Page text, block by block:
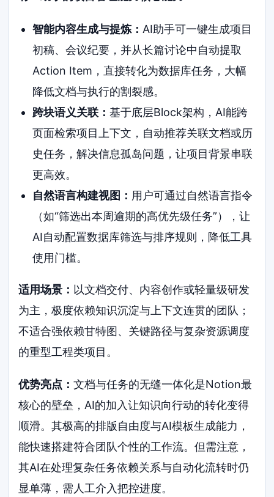
智能内容生成与提炼： AI助手可一键生成项目
初稿、会议纪要，并从长篇讨论中自动提取
Action Item，直接转化为数据库任务，大幅
降低文档与执行的割裂感。
跨块语义关联： 基于底层Block架构，AI能跨
页面检索项目上下文，自动推荐关联文档或历
史任务，解决信息孤岛问题，让项目背景串联
更高效。
自然语言构建视图： 用户可通过自然语言指令
（如“筛选出本周逾期的高优先级任务”），让
AI自动配置数据库筛选与排序规则，降低工具
使用门槛。
适用场景： 以文档交付、内容创作或轻量级研发
为主，极度依赖知识沉淀与上下文连贯的团队；
不适合强依赖甘特图、关键路径与复杂资源调度
的重型工程类项目。
优势亮点：文档与任务的无缝一体化是Notion最
核心的壁垒，AI的加入让知识向行动的转化变得
顺滑。其极高的排版自由度与AI模板生成能力，
能快速搭建符合团队个性的工作流。但需注意，
其AI在处理复杂任务依赖关系与自动化流转时仍
显单薄，需人工介入把控进度。